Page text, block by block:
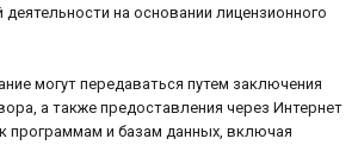
деятельности на основании лицензионного
могут передаваться путем заключения
а также предоставления через Интернет
программам и базам данных, включая